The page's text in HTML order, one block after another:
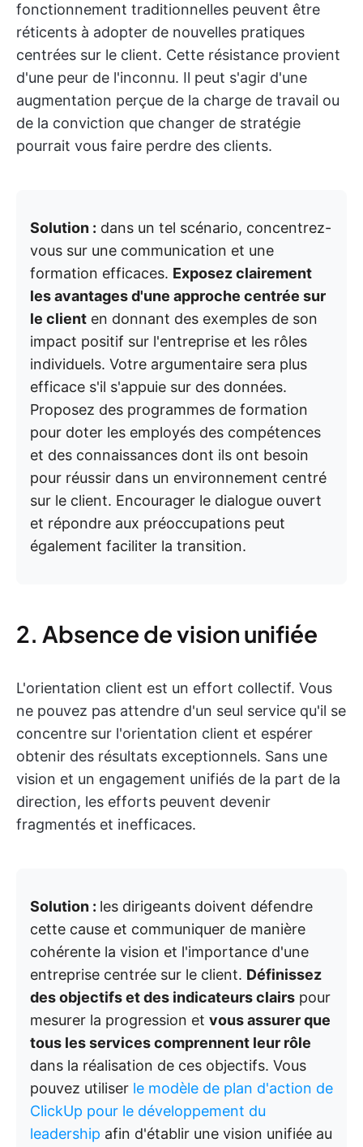
fonctionnement traditionnelles peuvent être
réticents à adopter de nouvelles pratiques
centrées sur le client. Cette résistance provient
d'une peur de l'inconnu. Il peut s'agir d'une
augmentation perçue de la charge de travail ou
de la conviction que changer de stratégie
pourrait vous faire perdre des clients.
Solution : dans un tel scénario, concentrez-
vous sur une communication et une
formation efficaces. Exposez clairement
les avantages d'une approche centrée sur
le client en donnant des exemples de son
impact positif sur l'entreprise et les rôles
individuels. Votre argumentaire sera plus
efficace s'il s'appuie sur des données.
Proposez des programmes de formation
pour doter les employés des compétences
et des connaissances dont ils ont besoin
pour réussir dans un environnement centré
sur le client. Encourager le dialogue ouvert
et répondre aux préoccupations peut
également faciliter la transition.
2. Absence de vision unifiée
L'orientation client est un effort collectif. Vous
ne pouvez pas attendre d'un seul service qu'il se
concentre sur l'orientation client et espérer
obtenir des résultats exceptionnels. Sans une
vision et un engagement unifiés de la part de la
direction, les efforts peuvent devenir
fragmentés et inefficaces.
Solution : les dirigeants doivent défendre
cette cause et communiquer de manière
cohérente la vision et l'importance d'une
entreprise centrée sur le client. Définissez
des objectifs et des indicateurs clairs pour
mesurer la progression et vous assurer que
tous les services comprennent leur rôle
dans la réalisation de ces objectifs. Vous
pouvez utiliser le modèle de plan d'action de
ClickUp pour le développement du
leadership afin d'établir une vision unifiée au